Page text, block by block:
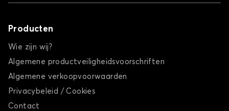
Producten
Wie zijn wij?
Algemene productveiligheidsvoorschriften
Algemene verkoopvoorwaarden
Privacybeleid / Cookies
Contact